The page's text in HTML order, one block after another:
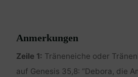
Anmerkungen
Zeile 1: Träneneiche oder
auf Genesis 35,8: “Debora, die